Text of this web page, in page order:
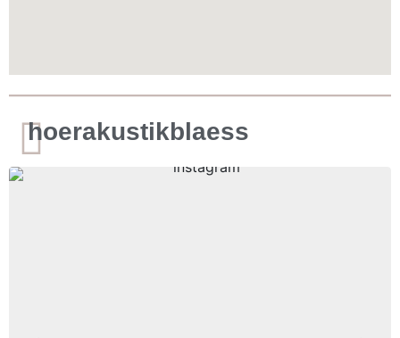
hoerakustikblaess